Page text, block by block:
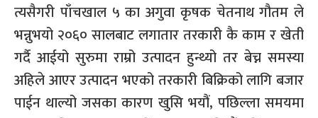
त्यसैगरी पाँचखाल ५ का अगुवा कृषक चेतनाथ गौतम ले
भन्नुभयो २०६० सालबाट लगातार तरकारी कै काम र खेती
गर्दै आईयो सुरुमा राम्रो उत्पादन हुन्थ्यो तर बेच्न समस्या
अहिले आएर उत्पादन भएको तरकारी बिक्रिको लागि बजार
पाईन थाल्यो जसका कारण खुसि भयौं, पछिल्ला समयमा